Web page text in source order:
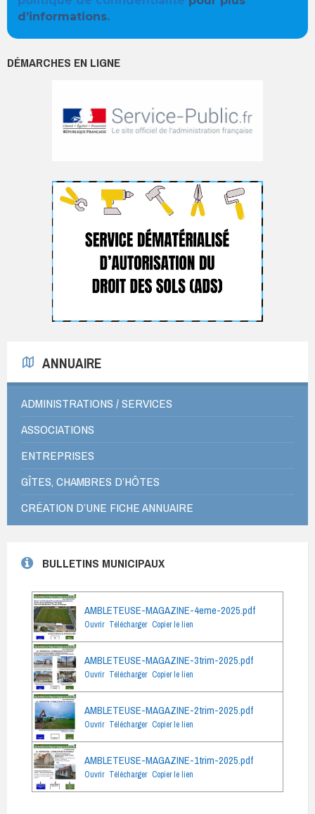
d’informations.
DÉMARCHES EN LIGNE
ANNUAIRE
ADMINISTRATIONS / SERVICES
ASSOCIATIONS
ENTREPRISES
GÎTES, CHAMBRES D’HÔTES
CRÉATION D’UNE FICHE ANNUAIRE
BULLETINS MUNICIPAUX
AMBLETEUSE-MAGAZINE-4eme-2025.pdf
Ouvrir Télécharger Copier le lien
AMBLETEUSE-MAGAZINE-3trim-2025.pdf
Ouvrir Télécharger Copier le lien
AMBLETEUSE-MAGAZINE-2trim-2025.pdf
Ouvrir Télécharger Copier le lien
AMBLETEUSE-MAGAZINE-1trim-2025.pdf
Ouvrir Télécharger Copier le lien